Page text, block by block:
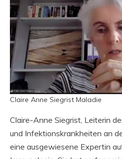
Claire Anne Siegrist Maladie
Claire-Anne Siegrist, Leiterin
und Infektionskrankheiten an
eine ausgewiesene Expertin